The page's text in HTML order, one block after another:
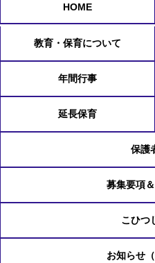
HOME
教育・保育について
年間行事
延長保育
保護
募集要項
こひつ
お知らせ